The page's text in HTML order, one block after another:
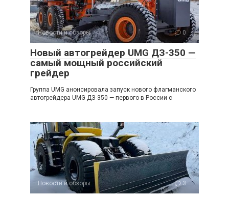
Новости и обзоры 0
Новый автогрейдер UMG ДЗ-350 —
самый мощный российский
грейдер
Группа UMG анонсировала запуск нового флагманского
автогрейдера UMG ДЗ-350 — первого в России с
Новости и обзоры 3